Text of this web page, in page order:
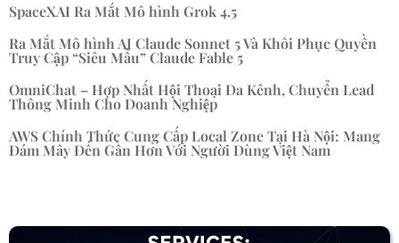
SpaceXAI Ra Mắt Mô hình Grok 4.5
Ra Mắt Mô hình AI Claude Sonnet 5 Và Khôi Phục Quyền
Truy Cập “Siêu Mẫu” Claude Fable 5
OmniChat – Hợp Nhất Hội Thoại Đa Kênh, Chuyển Lead
Thông Minh Cho Doanh Nghiệp
AWS Chính Thức Cung Cấp Local Zone Tại Hà Nội: Mang
Đám Mây Đến Gần Hơn Với Người Dùng Việt Nam